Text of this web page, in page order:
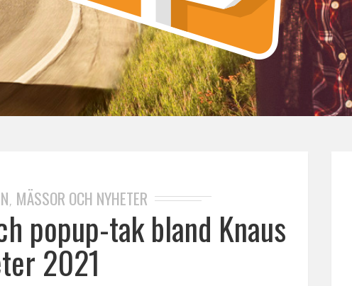
, MÄSSOR OCH NYHETER
popup-tak bland Knaus
2021